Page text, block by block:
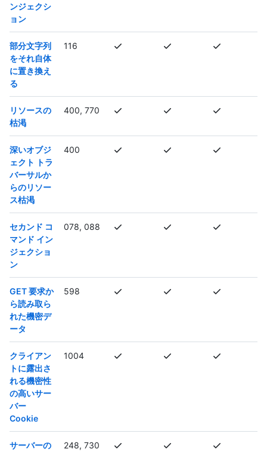
ンジェクシ
ョン
部分文字列
をそれ自体
に置き換え
る
116
リソースの
枯渇
400, 770
深いオブジ
ェクト トラ
バーサルか
らのリソー
ス枯渇
400
セカンド コ
マンド イン
ジェクショ
ン
078, 088
GET 要求か
ら読み取ら
れた機密デ
ータ
598
クライアン
トに露出さ
れる機密性
の高いサー
バー
Cookie
1004
サーバーの
248, 730